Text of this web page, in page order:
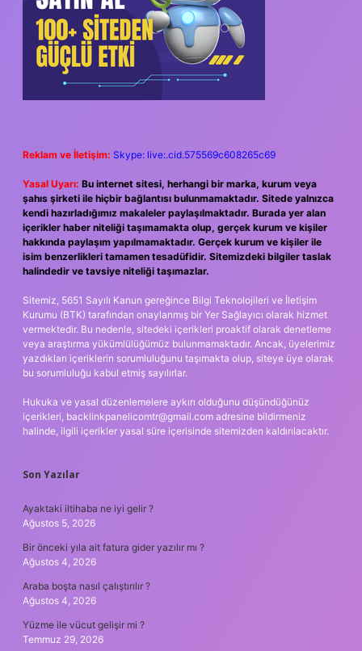
Reklam ve İletişim: Skype: live:.cid.575569c608265c69
Yasal Uyarı: Bu internet sitesi, herhangi bir marka, kurum veya
şahıs şirketi ile hiçbir bağlantısı bulunmamaktadır. Sitede yalnızca
kendi hazırladığımız makaleler paylaşılmaktadır. Burada yer alan
içerikler haber niteliği taşımamakta olup, gerçek kurum ve kişiler
hakkında paylaşım yapılmamaktadır. Gerçek kurum ve kişiler ile
isim benzerlikleri tamamen tesadüfidir. Sitemizdeki bilgiler taslak
halindedir ve tavsiye niteliği taşımazlar.
Sitemiz, 5651 Sayılı Kanun gereğince Bilgi Teknolojileri ve İletişim
Kurumu (BTK) tarafından onaylanmış bir Yer Sağlayıcı olarak hizmet
vermektedir. Bu nedenle, sitedeki içerikleri proaktif olarak denetleme
veya araştırma yükümlülüğümüz bulunmamaktadır. Ancak, üyelerimiz
yazdıkları içeriklerin sorumluluğunu taşımakta olup, siteye üye olarak
bu sorumluluğu kabul etmiş sayılırlar.
Hukuka ve yasal düzenlemelere aykırı olduğunu düşündüğünüz
içerikleri, backlinkpanelicomtr@gmail.com adresine bildirmeniz
halinde, ilgili içerikler yasal süre içerisinde sitemizden kaldırılacaktır.
Son Yazılar
Ayaktaki iltihaba ne iyi gelir ?
Ağustos 5, 2026
Bir önceki yıla ait fatura gider yazılır mı ?
Ağustos 4, 2026
Araba boşta nasıl çalıştırılır ?
Ağustos 4, 2026
Yüzme ile vücut gelişir mi ?
Temmuz 29, 2026